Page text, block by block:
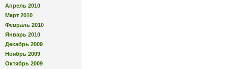
Апрель 2010
Март 2010
Февраль 2010
Январь 2010
Декабрь 2009
Ноябрь 2009
Октябрь 2009